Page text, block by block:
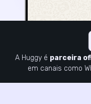
A Huggy é parceira
em canais como